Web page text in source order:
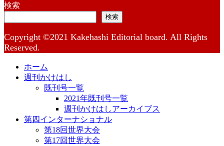
検索
検索
Copyright ©2021 Kakehashi Editorial board. All Rights
Reserved.
ホーム
週刊かけはし
既刊号一覧
2021年既刊号一覧
週刊かけはしアーカイブス
第四インターナショナル
第18回世界大会
第17回世界大会